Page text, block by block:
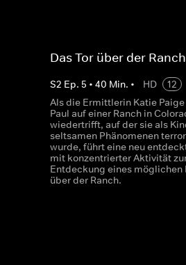
Das Tor über der Ranch
S2 Ep. 5 • 40 Min. • HD
12
Als die Ermittlerin Katie Paige
Paul auf einer Ranch in
wiedertrifft, auf der sie als
seltsamen Phänomenen
wurde, führt eine neu
mit konzentrierter Aktivität
Entdeckung eines möglichen
über der Ranch.